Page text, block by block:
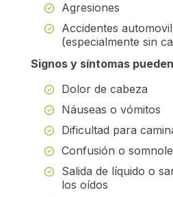
Agresiones
Accidentes
(especialmente sin
Signos y síntomas
Dolor de cabeza
Náuseas o vómitos
Dificultad para
Confusión o
Salida de líquido o
los oídos